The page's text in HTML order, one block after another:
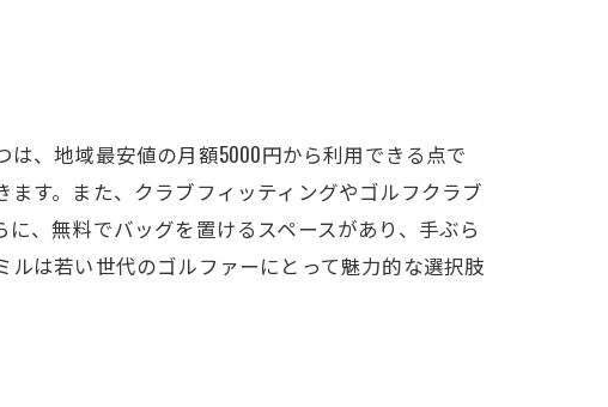
、地域最安値の月額5000円から利用できる点で
す。また、クラブフィッティングやゴルフクラブ
、無料でバッグを置けるスペースがあり、手ぶら
は若い世代のゴルファーにとって魅力的な選択肢